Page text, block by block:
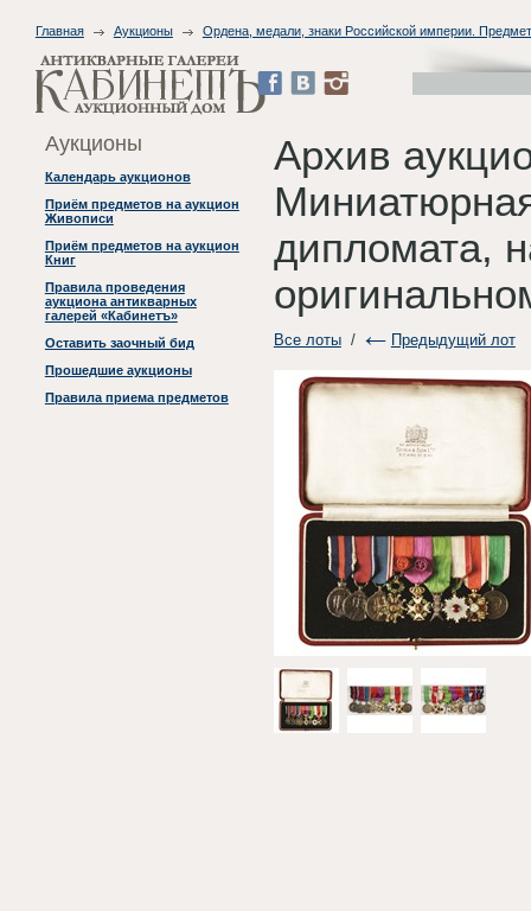
Главная Аукционы Ордена, медали, знаки Российской империи.
Аукционы
Календарь аукционов
Приём предметов на аукцион
Живописи
Приём предметов на аукцион
Книг
Правила проведения
аукциона антикварных
галерей «Кабинетъ»
Оставить заочный бид
Прошедшие аукционы
Правила приема предметов
Архив
дипломата,
Все лоты/ Предыдущий лот